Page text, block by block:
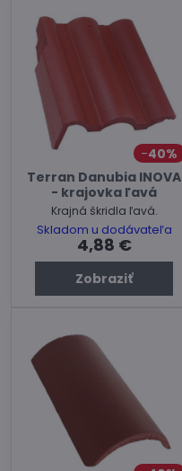
40%
Terran Danubia INOVA
- krajovka ľavá
Krajná škridla ľavá.
Skladom u dodávateľa
4,88 €
Zobraziť